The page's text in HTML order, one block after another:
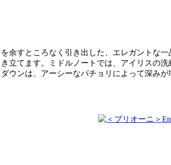
余すところなく引き出した、エレガントな
立てます。ミドルノートでは、アイリスの
ウンは、アーシーなパチョリによって深み